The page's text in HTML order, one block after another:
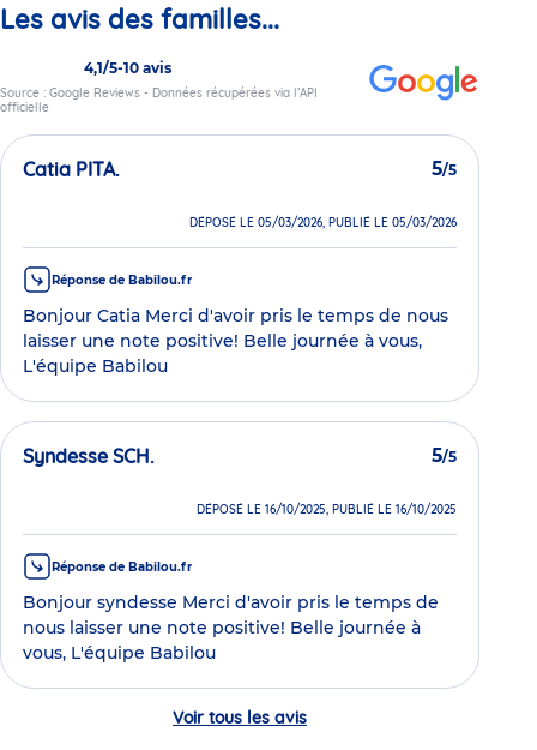
Les avis des familles...
4,1/5-10 avis
Source : Google Reviews - Données récupérées via l’API
officielle
Catia PITA. 5/5
DÉPOSÉ LE 05/03/2026, PUBLIÉ LE 05/03/2026
Réponse de Babilou.fr
Bonjour Catia Merci d'avoir pris le temps de nous
laisser une note positive! Belle journée à vous,
L'équipe Babilou
Syndesse SCH. 5/5
DÉPOSÉ LE 16/10/2025, PUBLIÉ LE 16/10/2025
Réponse de Babilou.fr
Bonjour syndesse Merci d'avoir pris le temps de
nous laisser une note positive! Belle journée à
vous, L'équipe Babilou
Voir tous les avis